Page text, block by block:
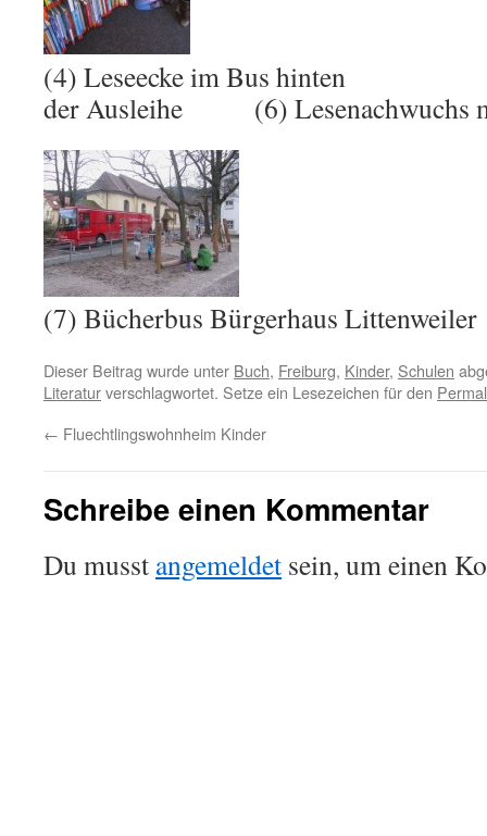
(4) Leseecke im Bus hinten
der Ausleihe (6) Lesenachwuchs
(7) Bücherbus Bürgerhaus Littenweiler
Dieser Beitrag wurde unter Buch, Freiburg, Kinder, Schulen
Literaturverschlagwortet. Setze ein Lesezeichen für den
← Fluechtlingswohnheim Kinder
Schreibe einen Kommentar
Du musst angemeldet sein, um einen